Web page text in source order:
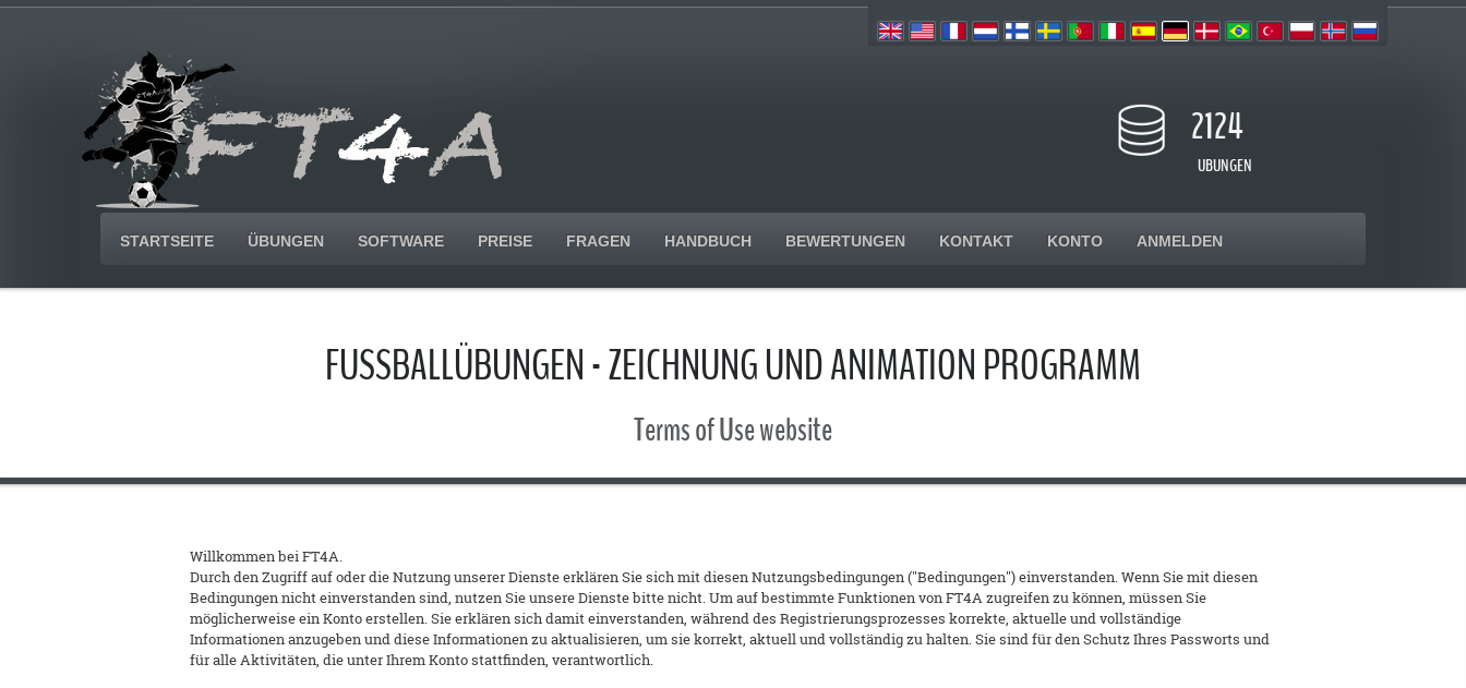
2124
UBUNGEN
STARTSEITE ÜBUNGEN SOFTWARE PREISE FRAGEN HANDBUCH BEWERTUNGEN KONTAKT KONTO ANMELDEN
FUSSBALLÜBUNGEN - ZEICHNUNG UND ANIMATION PROGRAMM
Terms of Use website
Willkommen bei FT4A.
Durch den Zugriff auf oder die Nutzung unserer Dienste erklären Sie sich mit diesen Nutzungsbedingungen ("Bedingungen") einverstanden. Wenn Sie mit diesen
Bedingungen nicht einverstanden sind, nutzen Sie unsere Dienste bitte nicht. Um auf bestimmte Funktionen von FT4A zugreifen zu können, müssen Sie
möglicherweise ein Konto erstellen. Sie erklären sich damit einverstanden, während des Registrierungsprozesses korrekte, aktuelle und vollständige
Informationen anzugeben und diese Informationen zu aktualisieren, um sie korrekt, aktuell und vollständig zu halten. Sie sind für den Schutz Ihres Passworts und
für alle Aktivitäten, die unter Ihrem Konto stattfinden, verantwortlich.